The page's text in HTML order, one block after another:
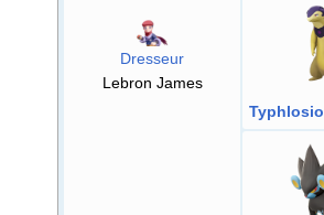
Dresseur
Lebron James